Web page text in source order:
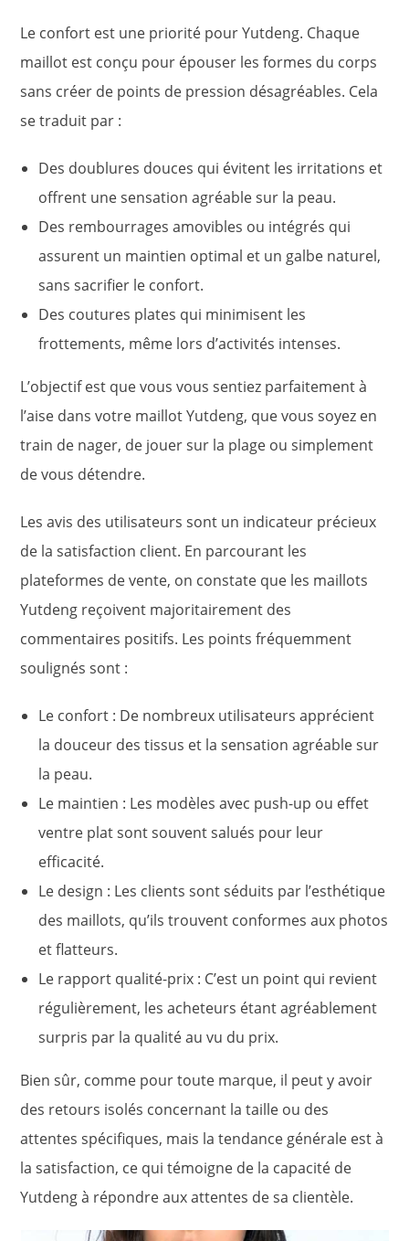
Le confort est une priorité pour Yutdeng. Chaque
maillot est conçu pour épouser les formes du corps
sans créer de points de pression désagréables. Cela
se traduit par :
Des doublures douces qui évitent les irritations et
offrent une sensation agréable sur la peau.
Des rembourrages amovibles ou intégrés qui
assurent un maintien optimal et un galbe naturel,
sans sacrifier le confort.
Des coutures plates qui minimisent les
frottements, même lors d’activités intenses.
L’objectif est que vous vous sentiez parfaitement à
l’aise dans votre maillot Yutdeng, que vous soyez en
train de nager, de jouer sur la plage ou simplement
de vous détendre.
Les avis des utilisateurs sont un indicateur précieux
de la satisfaction client. En parcourant les
plateformes de vente, on constate que les maillots
Yutdeng reçoivent majoritairement des
commentaires positifs. Les points fréquemment
soulignés sont :
Le confort : De nombreux utilisateurs apprécient
la douceur des tissus et la sensation agréable sur
la peau.
Le maintien : Les modèles avec push-up ou effet
ventre plat sont souvent salués pour leur
efficacité.
Le design : Les clients sont séduits par l’esthétique
des maillots, qu’ils trouvent conformes aux photos
et flatteurs.
Le rapport qualité-prix : C’est un point qui revient
régulièrement, les acheteurs étant agréablement
surpris par la qualité au vu du prix.
Bien sûr, comme pour toute marque, il peut y avoir
des retours isolés concernant la taille ou des
attentes spécifiques, mais la tendance générale est à
la satisfaction, ce qui témoigne de la capacité de
Yutdeng à répondre aux attentes de sa clientèle.